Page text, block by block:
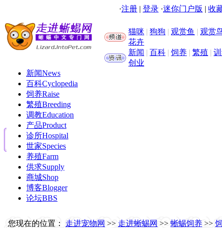
·注册 | 登录 ·迷你门户版 | 收
猫咪 | 狗狗 | 观赏鱼 | 观赏
花卉
新闻 | 百科 | 饲养 | 繁殖 |
创业
新闻News
百科Cyclopedia
饲养Raise
繁殖Breeding
调教Education
产品Product
诊所Hospital
世家Species
养殖Farm
供求Supply
商城Shop
博客Blogger
论坛BBS
您现在的位置： 走进宠物网 >> 走进蜥蜴网 >> 蜥蜴饲养 >>